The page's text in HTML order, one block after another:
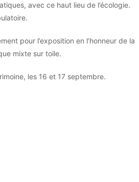
avec ce haut lieu de l’écologie.
pour l’exposition en l’honneur de la
mixte sur toile.
les 16 et 17 septembre.